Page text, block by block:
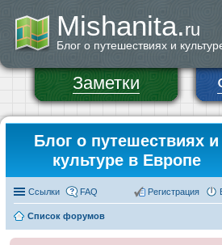
Mishanita.ru
Блог о путешествиях и
Заметки
Блог о путешествиях и
культуре в Европе
Ссылки FAQ Регистрация
Список форумов